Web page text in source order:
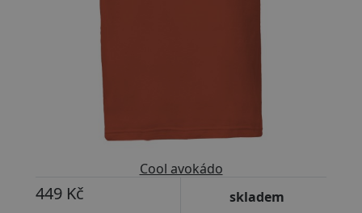
Cool avokádo
449 Kč skladem